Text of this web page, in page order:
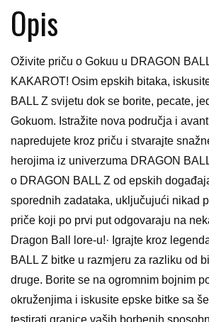
Opis
Oživite priču o Gokuu u DRAGON
KAKAROT! Osim epskih bitaka,
BALL Z svijetu dok se borite, pecate,
Gokuom. Istražite nova područja i
napredujete kroz priču i stvarajte
herojima iz univerzuma DRAGON
o DRAGON BALL Z od epskih
sporednih zadataka, uključujući nikad
priče koji po prvi put odgovaraju na
Dragon Ball lore-u!· Igrajte kroz
BALL Z bitke u razmjeru za razliku od
druge. Borite se na ogromnim bojnim
okruženjima i iskusite epske bitke sa